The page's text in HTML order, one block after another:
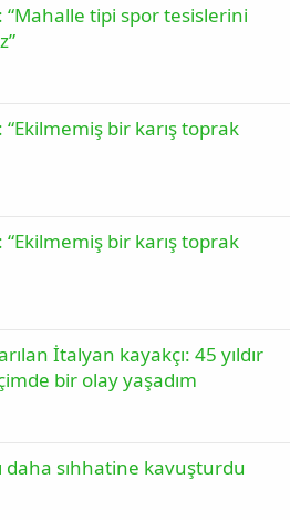
tipi spor tesislerini
bir karış toprak
bir karış toprak
İtalyan kayakçı: 45 yıldır
bir olay yaşadım
daha sıhhatine kavuşturdu